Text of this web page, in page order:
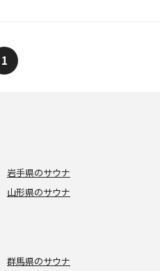
1
岩手県のサウナ
山形県のサウナ
群馬県のサウナ